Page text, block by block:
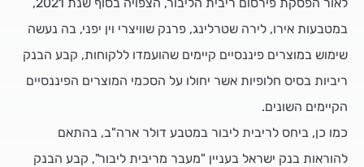
במטבעות אירו, לירה שטרלינג, פרנק שוויצרי וין יפני, בה נעשה
שימוש במוצרים פיננסיים קיימים שהועמדו ללקוחות, קבע הבנק
ריביות בסיס חלופיות אשר יחולו על הסכמי המוצרים הפיננסיים
הקיימים השונים.
כמו כן, ביחס לריבית ליבור במטבע דולר ארה"ב, בהתאם
להוראות בנק ישראל בעניין "מעבר מריבית ליבור", קבע הבנק